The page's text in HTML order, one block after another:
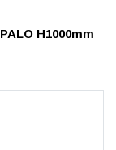
H1000mm